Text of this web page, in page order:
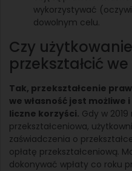
wykorzystywać
dowolnym celu.
Czy
przekształcić
Tak, przekształcenie
we własność jest możliwe
liczne korzyści. Gdy w
przekształceniowa,
zaświadczenia o
opłatę przekształceniową.
dokonywać wpłaty co roku